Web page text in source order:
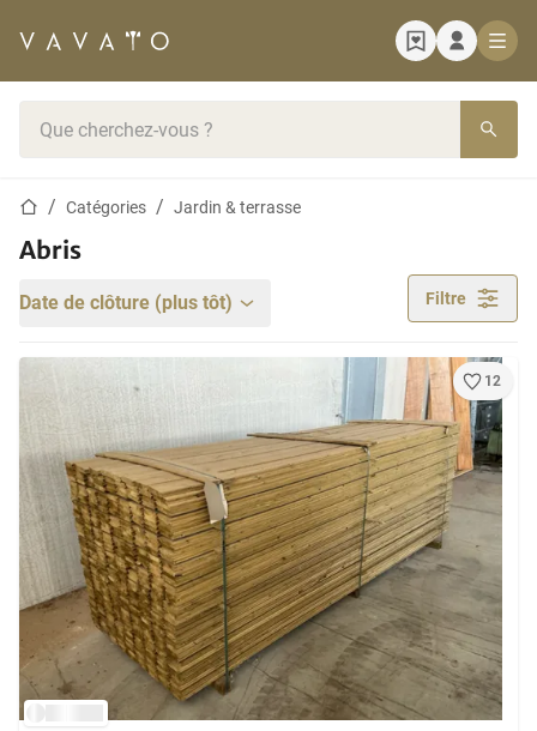
Page d'accueil
Catégories Jardin & terrasse
Abris
Date de clôture (plus tôt) Filtre
12